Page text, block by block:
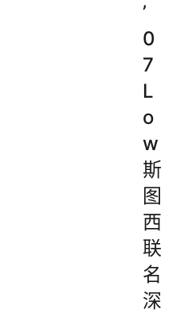
’
0
7
L
o
w
斯
图
西
联
名
深